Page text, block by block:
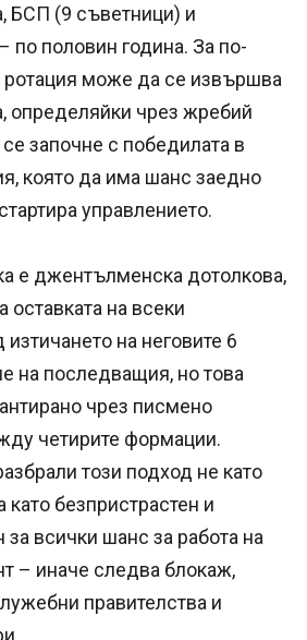
БСП (9 съветници) и
по половин година. За по-
ротация може да се извършва
определяйки чрез жребий
започне с победилата в
която да има шанс заедно
управлението.
е джентълменска дотолкова,
оставката на всеки
на неговите 6
на последващия, но това
чрез писмено
четирите формации.
този подход не като
като безпристрастен и
всички шанс за работа на
– иначе следва блокаж,
правителства и